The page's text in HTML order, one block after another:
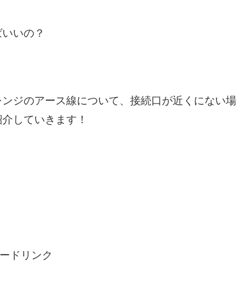
いの？
ジのアース線について、接続口が近くにない場
していきます！
ドリンク